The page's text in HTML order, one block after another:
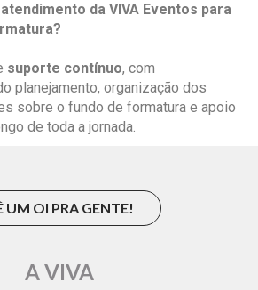
atendimento da VIVA Eventos para
suporte contínuo, com
planejamento, organização dos
sobre o fundo de formatura e apoio
de toda a jornada.
UM OI PRA GENTE!
A VIVA